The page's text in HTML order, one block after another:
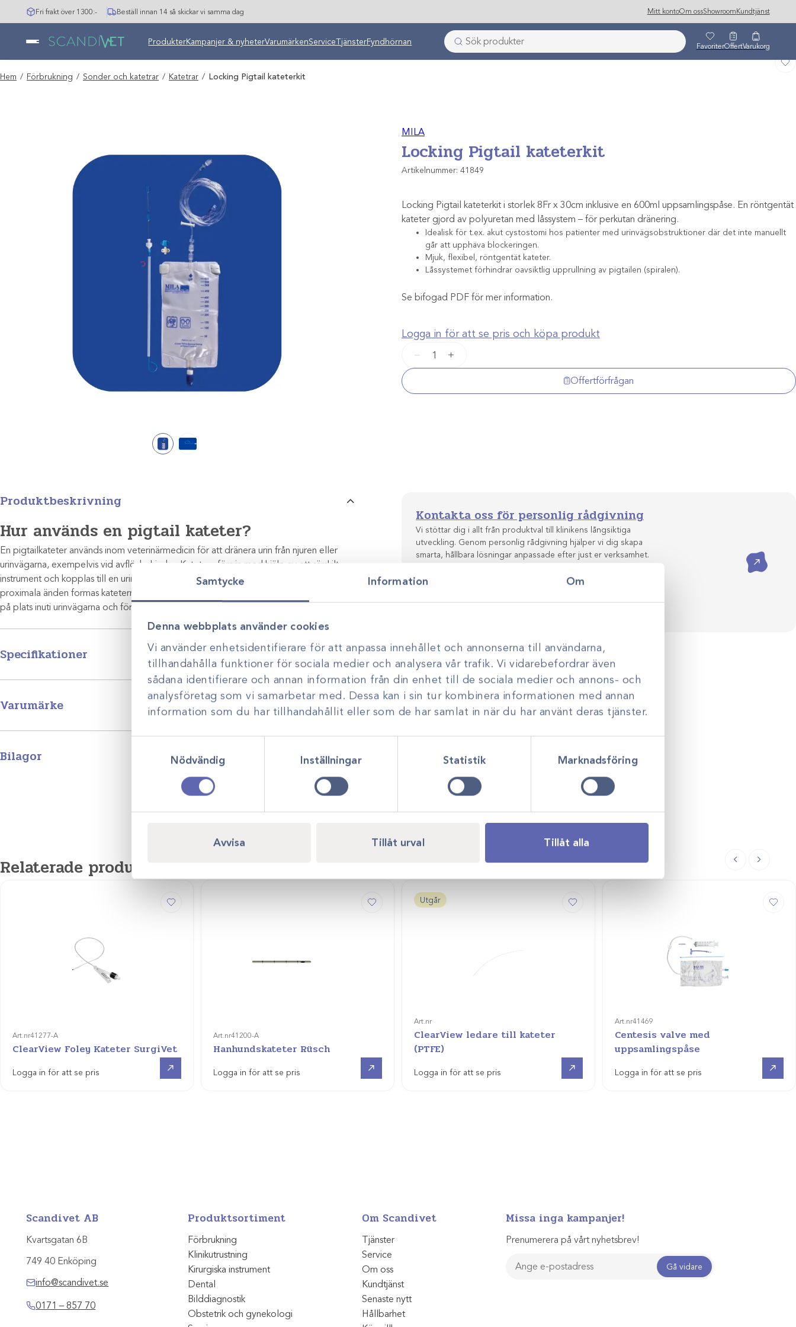
Samtycke Information Om
Denna webbplats använder cookies
Vi använder enhetsidentifierare för att anpassa innehållet och annonserna till användarna,
tillhandahålla funktioner för sociala medier och analysera vår trafik. Vi vidarebefordrar även
sådana identifierare och annan information från din enhet till de sociala medier och annons- och
analysföretag som vi samarbetar med. Dessa kan i sin tur kombinera informationen med annan
information som du har tillhandahållit eller som de har samlat in när du har använt deras tjänster.
Nödvändig
Inställningar Statistik Marknadsföring
Avvisa Tillåt urval Tillåt alla
Hoppa
till
Fri frakt över 1300:- Beställ innan 14 så skickar vi samma dag Mitt kontoOm ossShowroom Kundtjänst
Undermeny stängd: Varumärken
ProdukterKampanjer & nyheterVarumärkenServiceTjänsterFyndhörnan FavoriterOffertVarukorg
Hem / Förbrukning / Sonder och katetrar / Katetrar / Locking Pigtail kateterkit
MILA
Locking Pigtail kateterkit
Artikelnummer: 41849
Locking Pigtail kateterkit i storlek 8Fr x 30cm inklusive en 600ml uppsamlingspåse. En röntgentät
kateter gjord av polyuretan med låssystem – för perkutan dränering.
Idealisk för t.ex. akut cystostomi hos patienter med urinvägsobstruktioner där det inte manuellt
går att upphäva blockeringen.
Mjuk, flexibel, röntgentät kateter.
Låssystemet förhindrar oavsiktlig upprullning av pigtailen (spiralen).
Se bifogad PDF för mer information.
Logga in för att se pris och köpa produkt
kateterkit
mängd
+
Offertförfrågan
Produktbeskrivning
Hur används en pigtail kateter?
En pigtailkateter används inom veterinärmedicin för att dränera urin från njuren eller
urinvägarna, exempelvis vid avflödeshinder. Katetern förs in med hjälp av ett särskilt
instrument och kopplas till en urinuppsamlingspåse via en förbindelseslang. I den
proximala änden formas katetern till en knorr – en så kallad ”pigtail” – som fixerar den
på plats inuti urinvägarna och förhindrar att den glider ut.
Specifikationer
Urinkatetrar
Varumärke
MILA är ett välkänt och innovativt företag som sedan 1991 utvecklat
veterinärmedicinska produkter av hög kvalitet. MILA erbjuder ett brett sortiment av
produkter för veterinärklinik till både små och stora djur, bl.a. katetrar, dränage och
Bilagor
Kontakta oss för personlig rådgivning
Vi stöttar dig i allt från produktval till klinikens långsiktiga
utveckling. Genom personlig rådgivning hjälper vi dig skapa
smarta, hållbara lösningar anpassade efter just er verksamhet.
Relaterade produkter
Art.nr41277-A
ClearView Foley Kateter SurgiVet
Logga in för att se pris
Art.nr41200-A
Hanhundskateter Rüsch
Logga in för att se pris
Utgår
Art.nr
ClearView ledare till kateter
(PTFE)
Logga in för att se pris
Art.nr41469
Centesis valve med
uppsamlingspåse
Logga in för att se pris
Scandivet AB
Kvartsgatan 6B
749 40 Enköping
info@scandivet.se
0171 – 857 70
Produktsortiment
Förbrukning
Klinikutrustning
Kirurgiska instrument
Dental
Bilddiagnostik
Obstetrik och gynekologi
Om Scandivet
Tjänster
Service
Om oss
Kundtjänst
Senaste nytt
Hållbarhet
Missa inga kampanjer!
Prenumerera på vårt nyhetsbrev!
Gå vidare